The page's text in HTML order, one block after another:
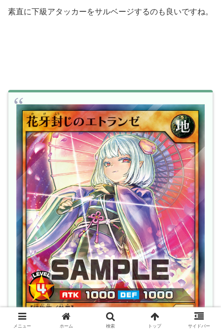
素直に下級アタッカーをサルベージするのも良いですね。
メニュー ホーム 検索 トップ サイドバー